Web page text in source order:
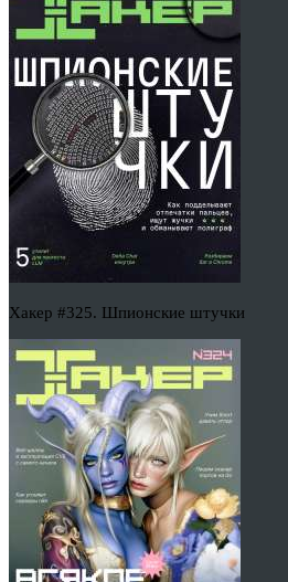
Хакер #325. Шпионские штучки